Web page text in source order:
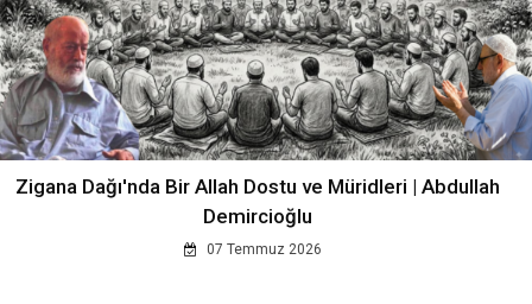
Zigana Dağı'nda Bir Allah Dostu ve Müridleri | Abdullah
Demircioğlu
07 Temmuz 2026